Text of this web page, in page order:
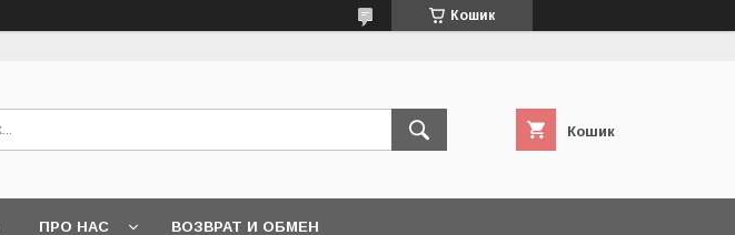
Кошик
Кошик
ПРО НАС ВОЗВРАТ И ОБМЕН